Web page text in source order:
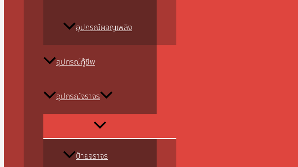
อุปกรณ์ผจญเพลิง
อุปกรณ์กู้ชีพ
อุปกรณ์จราจร
ป้ายจราจร